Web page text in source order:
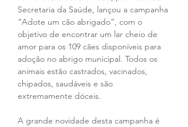
Secretaria da Saúde, lançou a campanha
“Adote um cão abrigado”, com o
objetivo de encontrar um lar cheio de
amor para os 109 cães disponíveis para
adoção no abrigo municipal. Todos os
animais estão castrados, vacinados,
chipados, saudáveis e são
extremamente dóceis.
A grande novidade desta campanha é